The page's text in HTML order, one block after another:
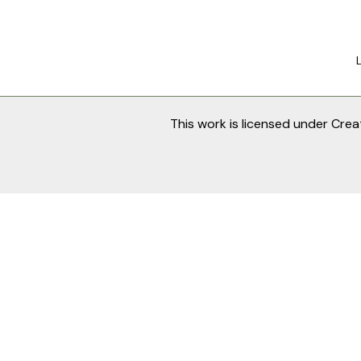
This work is licensed under